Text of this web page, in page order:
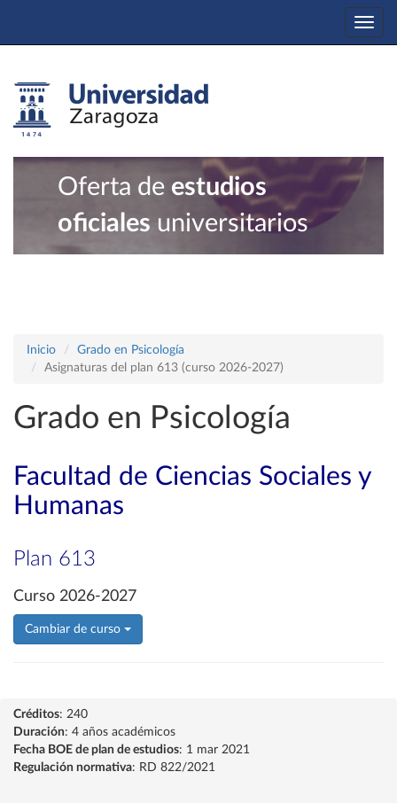
Oferta de estudios
oficiales universitarios
Inicio
Grado en Psicología
Asignaturas del plan 613 (curso 2026-2027)
Grado en Psicología
Facultad de Ciencias Sociales y
Humanas
Plan 613
Curso 2026-2027
Cambiar de curso
Créditos: 240
Duración: 4 años académicos
Fecha BOE de plan de estudios: 1 mar 2021
Regulación normativa: RD 822/2021